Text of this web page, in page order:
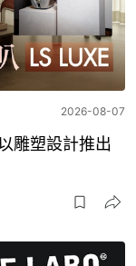
2026-08-07
雕塑設計推出